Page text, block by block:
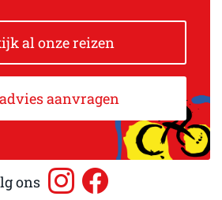
al onze reizen
aanvragen
ons